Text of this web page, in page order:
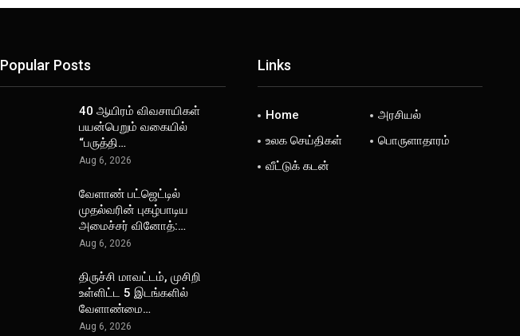
Popular Posts
40 ஆயிரம் விவசாயிகள்
பயன்பெறும் வகையில்
“பருத்தி…
Aug 6, 2026
வேளாண் பட்ஜெட்டில்
முதல்வரின் புகழ்பாடிய
அமைச்சர் வினோத்:…
Aug 6, 2026
திருச்சி மாவட்டம், முசிறி
உள்ளிட்ட 5 இடங்களில்
வேளாண்மை…
Aug 6, 2026
Links
Home
அரசியல்
உலக செய்திகள்
பொருளாதாரம்
வீட்டுக் கடன்